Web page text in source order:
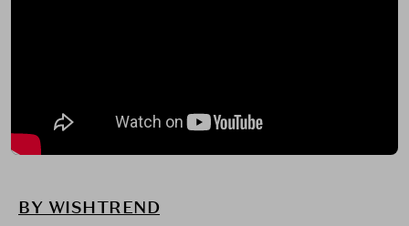
BY WISHTREND